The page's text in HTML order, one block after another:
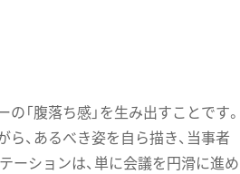
「腹落ち感」を生み出すことです。
、あるべき姿を自ら描き、当事者
ーションは、単に会議を円滑に進め